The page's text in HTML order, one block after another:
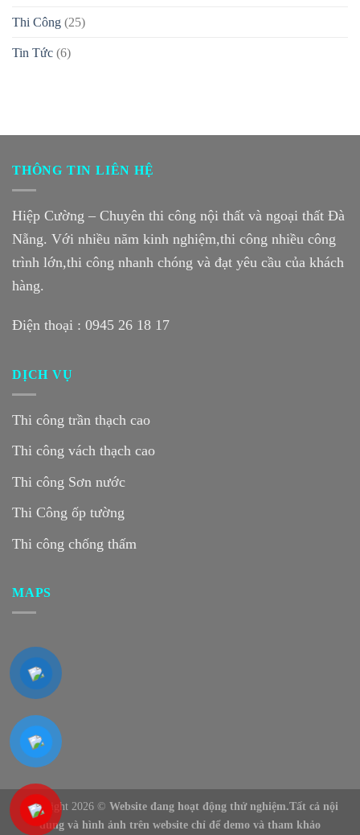
Thi Công (25)
Tin Tức (6)
THÔNG TIN LIÊN HỆ
Hiệp Cường – Chuyên thi công nội thất và ngoại thất Đà
Nẵng. Với nhiều năm kinh nghiệm,thi công nhiều công
trình lớn,thi công nhanh chóng và đạt yêu cầu của khách
hàng.
Điện thoại : 0945 26 18 17
DỊCH VỤ
Thi công trần thạch cao
Thi công vách thạch cao
Thi công Sơn nước
Thi Công ốp tường
Thi công chống thấm
MAPS
Copyright 2026 © Website đang hoạt động thử nghiệm.Tất cả nội
dung và hình ảnh trên website chỉ để demo và tham khảo